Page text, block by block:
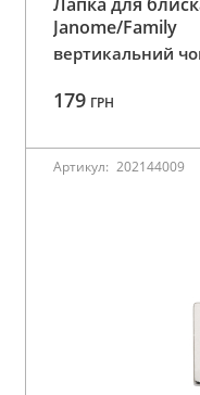
Janome/Family
вертикальний
179 ГРН
Артикул: 202144009